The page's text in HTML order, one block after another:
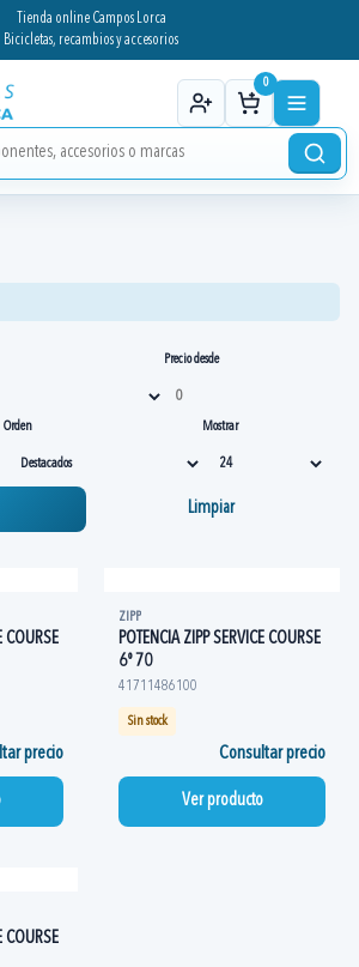
Tienda online Campos Lorca
Bicicletas, recambios y accesorios
0
Precio desde
Orden Mostrar
Limpiar
COURSE
precio
ZIPP
POTENCIA ZIPP SERVICE COURSE
6º 70
41711486100
Sin stock
Consultar precio
Ver producto
COURSE